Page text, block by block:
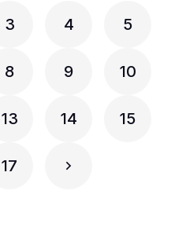
3 4 5
8 9 10
13 14 15
17